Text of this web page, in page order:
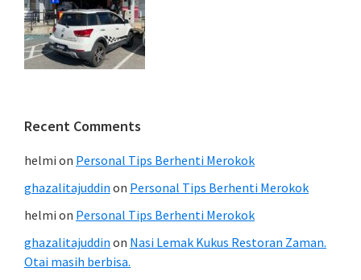
Recent Comments
helmi on Personal Tips Berhenti Merokok
ghazalitajuddin on Personal Tips Berhenti Merokok
helmi on Personal Tips Berhenti Merokok
ghazalitajuddin on Nasi Lemak Kukus Restoran Zaman.
Otai masih berbisa.